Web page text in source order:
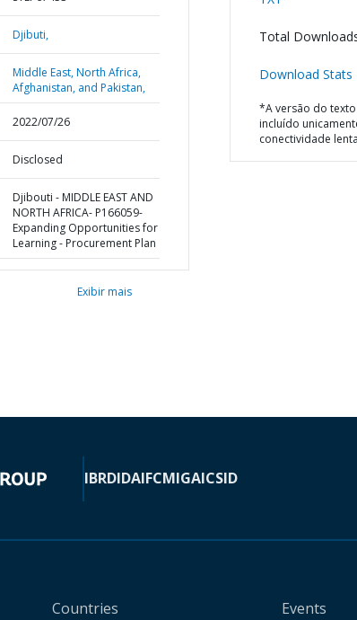
Djibuti,
Middle East, North Africa,
Afghanistan, and Pakistan,
2022/07/26
Disclosed
Djibouti - MIDDLE EAST AND
NORTH AFRICA- P166059-
Expanding Opportunities for
Learning - Procurement Plan
Exibir mais
Total
Download Stats
*A versão do
incluído
conectividade
IBRDIDAIFCMIGAICSID
Countries Events